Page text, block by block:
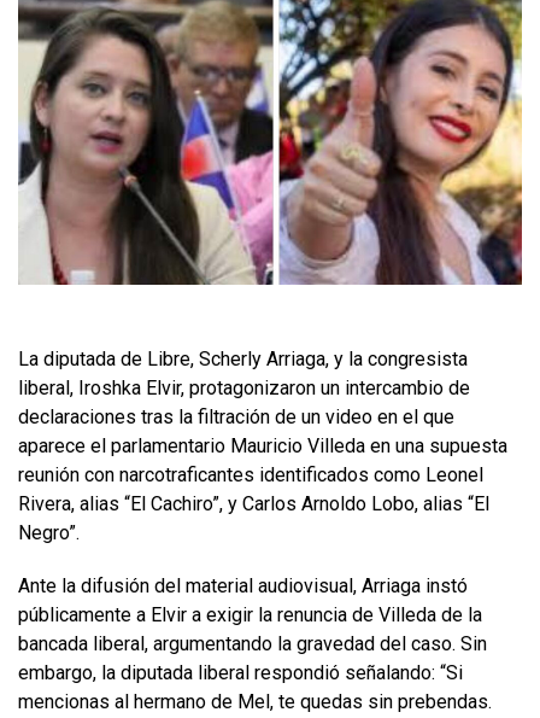
La diputada de Libre, Scherly Arriaga, y la congresista
liberal, Iroshka Elvir, protagonizaron un intercambio de
declaraciones tras la filtración de un video en el que
aparece el parlamentario Mauricio Villeda en una supuesta
reunión con narcotraficantes identificados como Leonel
Rivera, alias “El Cachiro”, y Carlos Arnoldo Lobo, alias “El
Negro”.
Ante la difusión del material audiovisual, Arriaga instó
públicamente a Elvir a exigir la renuncia de Villeda de la
bancada liberal, argumentando la gravedad del caso. Sin
embargo, la diputada liberal respondió señalando: “Si
mencionas al hermano de Mel, te quedas sin prebendas.